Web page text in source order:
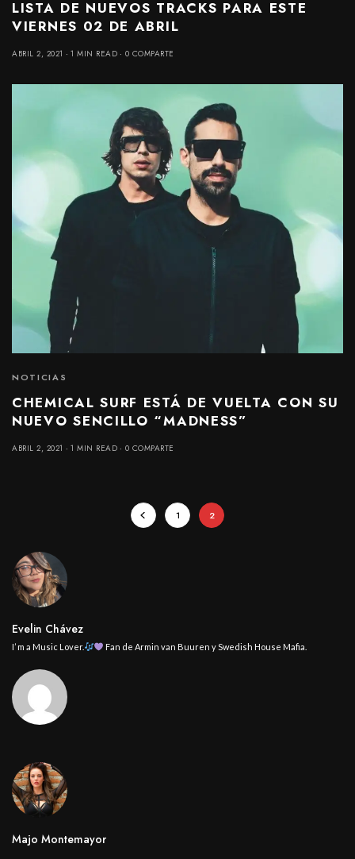
LISTA DE NUEVOS TRACKS PARA ESTE
VIERNES 02 DE ABRIL
ABRIL 2, 2021 1 MIN READ 0 COMPARTE
NOTICIAS
CHEMICAL SURF ESTÁ DE VUELTA CON SU
NUEVO SENCILLO “MADNESS”
ABRIL 2, 2021 1 MIN READ 0 COMPARTE
1 2
Evelin Chávez
I’ m a Music Lover. Fan de Armin van Buuren y Swedish House Mafia.
Majo Montemayor